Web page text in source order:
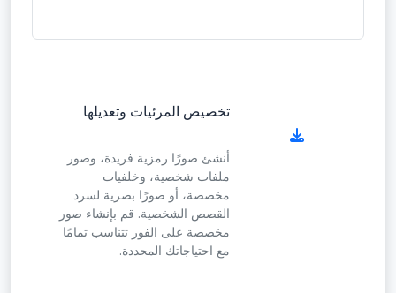
تخصيص المرئيات وتعديلها
أنشئ صورًا رمزية فريدة، وصور
ملفات شخصية، وخلفيات
مخصصة، أو صورًا بصرية لسرد
القصص الشخصية. قم بإنشاء صور
مخصصة على الفور تتناسب تمامًا
مع احتياجاتك المحددة.